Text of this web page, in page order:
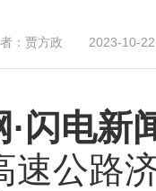
： 贾方政 2023-10-
·闪电新
速公路